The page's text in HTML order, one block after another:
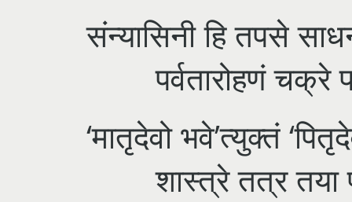
संन्यासिनी हि तपसे
पर्वतारोहणं चक्रे
‘मातृदेवो भवे’त्युक्तं
शास्त्रे तत्र तया